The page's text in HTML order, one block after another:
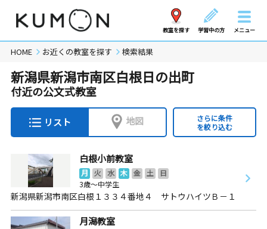
教室を探す 学習中の方 メニュー
HOME お近くの教室を探す 検索結果
新潟県新潟市南区白根日の出町
付近の公文式教室
リスト 地図
さらに条件
を絞り込む
白根小前教室
月 火 水 木 金 土
日
3歳～中学生
新潟県新潟市南区白根１３３４番地４ サトウハイツＢ－１
月潟教室